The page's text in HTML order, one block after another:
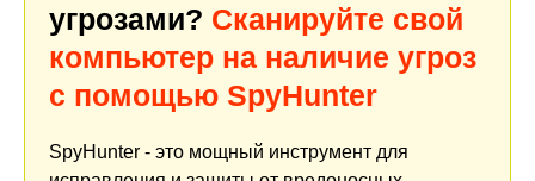
угрозами? Сканируйте свой
компьютер на наличие угроз
с помощью SpyHunter
SpyHunter - это мощный инструмент для